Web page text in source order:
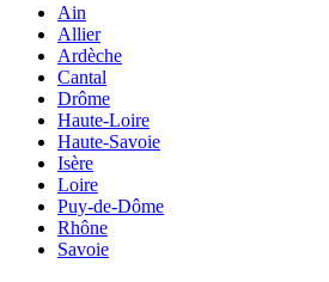
Ain
Allier
Ardèche
Cantal
Drôme
Haute-Loire
Haute-Savoie
Isère
Loire
Puy-de-Dôme
Rhône
Savoie